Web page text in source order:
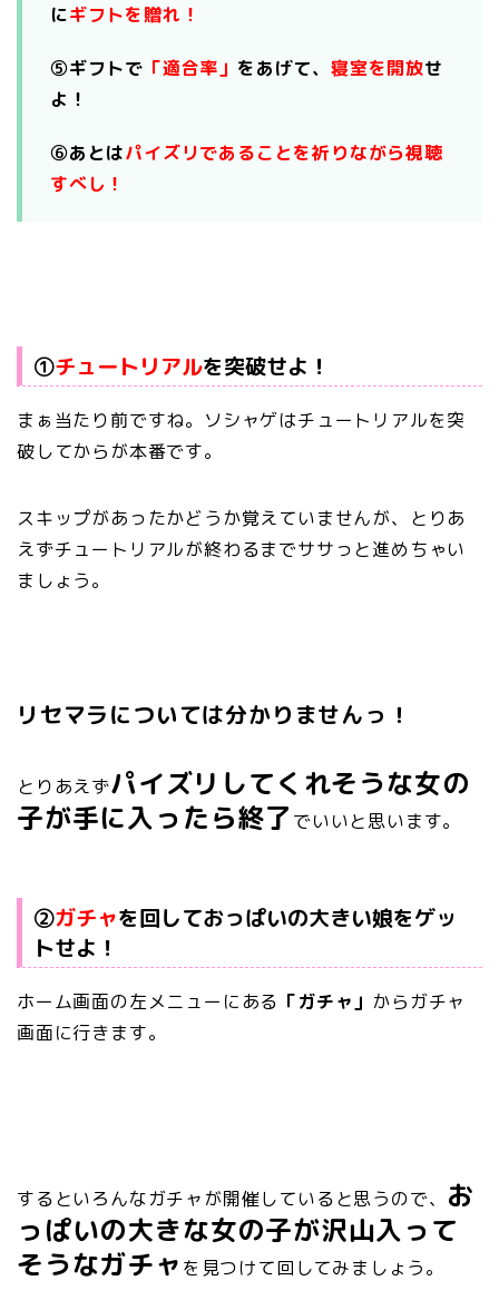
にギフトを贈れ！
⑤ギフトで 「適合率」 をあげて、 寝室を開放せ
よ！
⑥あとはパイズリであることを祈りながら視聴
すべし！
①チュートリアルを突破せよ！
まぁ当たり前ですね。ソシャゲはチュートリアルを突
破してからが本番です。
スキップがあったかどうか覚えていませんが、とりあ
えずチュートリアルが終わるまでササっと進めちゃい
ましょう。
リセマラについては分かりませんっ！
とりあえずパイズリしてくれそうな女の
子が手に入ったら終了 でいいと思います。
②ガチャを回しておっぱいの大きい娘をゲッ
トせよ！
ホーム画面の左メニューにある 「ガチャ」 からガチャ
画面に行きます。
するといろんなガチャが開催していると思うので、 お
っぱいの大きな女の子が沢山入って
そうなガチャ を見つけて回してみましょう。